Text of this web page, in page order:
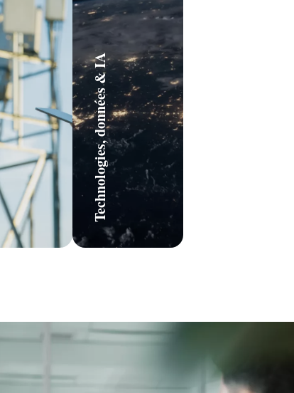
Technologies, données & IA